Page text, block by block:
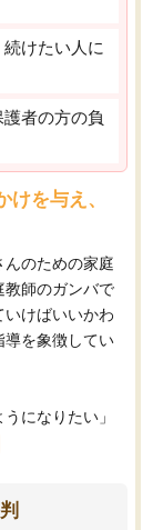
けたい人に
者の方の負
を与え、
のための家庭
教師のガンバで
いけばいいかわ
導を象徴してい
になりたい」